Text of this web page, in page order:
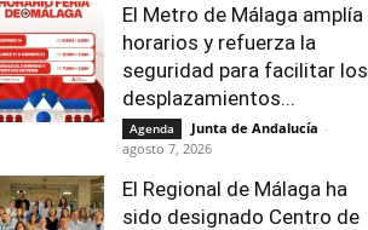
El Metro de Málaga amplía
horarios y refuerza la
seguridad para facilitar los
desplazamientos...
Agenda Junta de Andalucía -
agosto 7, 2026
El Regional de Málaga ha
sido designado Centro de